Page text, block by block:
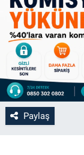
Paylaş
Kültür
3.Sayfa
Medya
Bilim-Tek